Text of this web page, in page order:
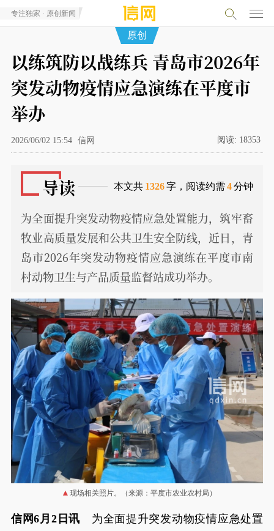
专注独家 · 原创新闻
原创
以练筑防以战练兵 青岛市2026年
突发动物疫情应急演练在平度市
举办
2026/06/02 15:54 信网 阅读: 18353
导读 本文共 1326字，阅读约需 4分钟
为全面提升突发动物疫情应急处置能力，筑牢畜
牧业高质量发展和公共卫生安全防线，近日，青
岛市2026年突发动物疫情应急演练在平度市南
村动物卫生与产品质量监督站成功举办。
现场相关照片。（来源：平度市农业农村局）
信网6月2日讯 为全面提升突发动物疫情应急处置